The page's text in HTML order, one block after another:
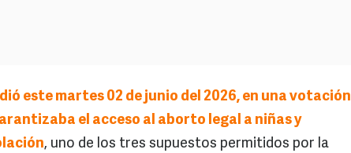
este martes 02 de junio del 2026, en una votación
el acceso al aborto legal a niñas y
, uno de los tres supuestos permitidos por la